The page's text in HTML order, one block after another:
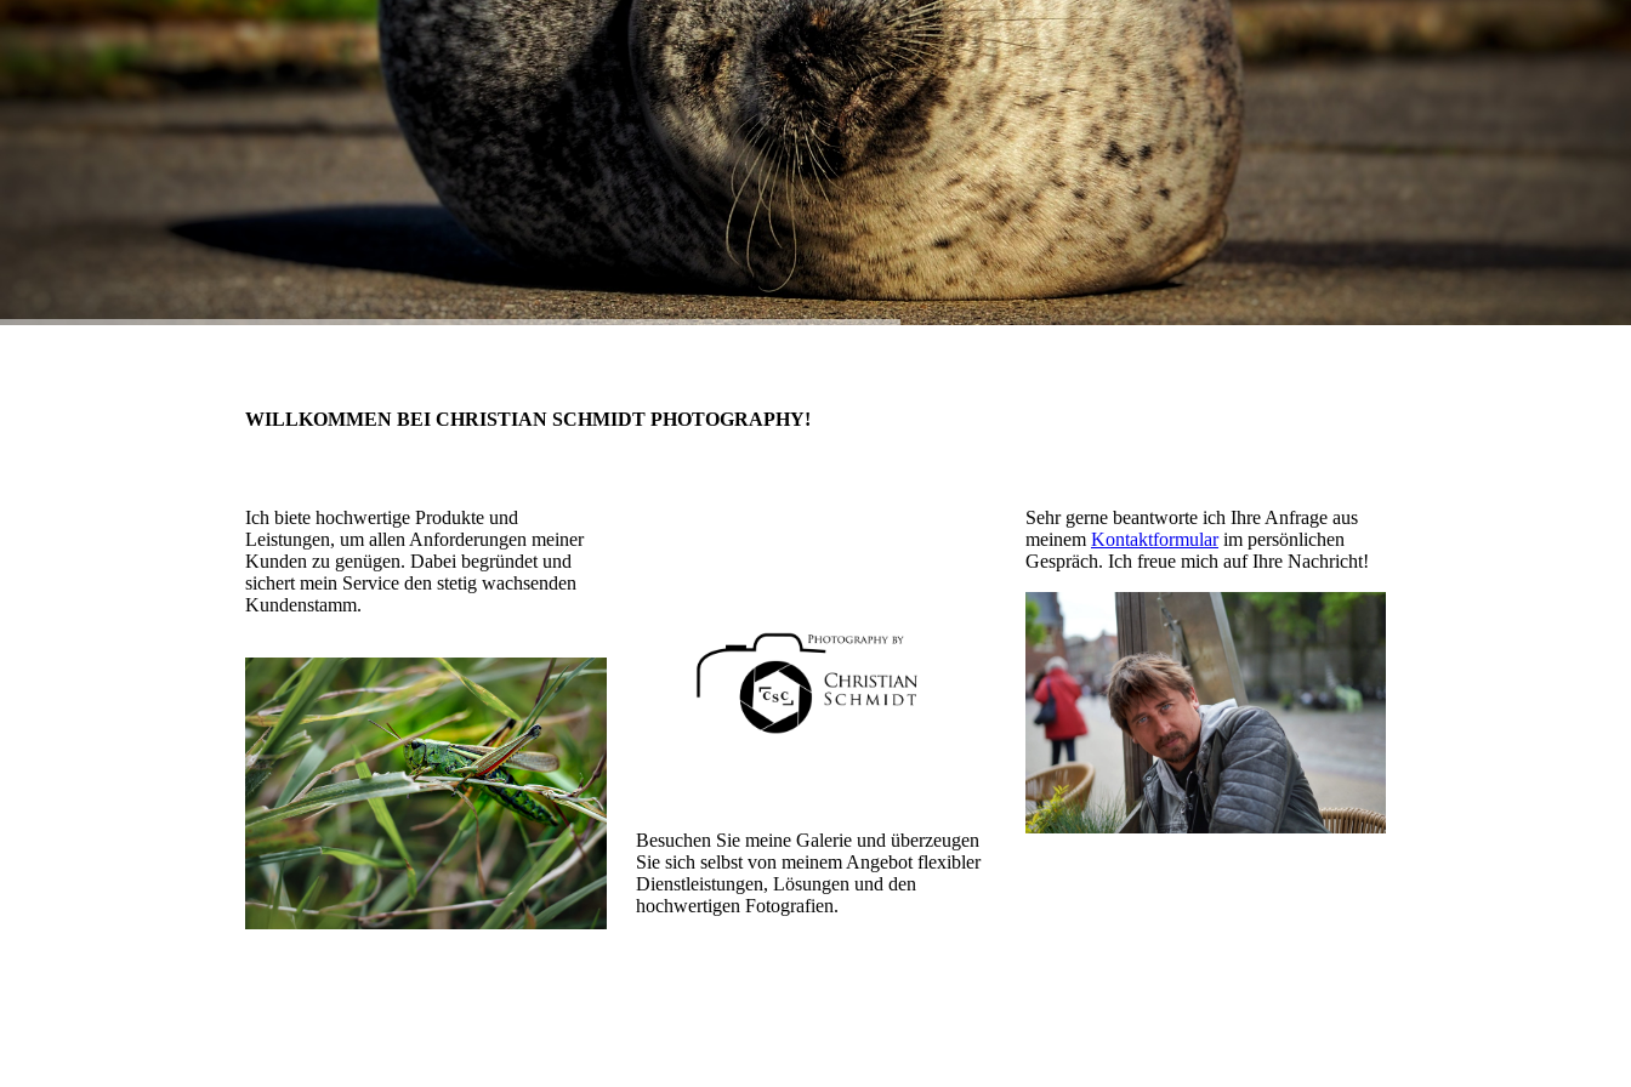
WILLKOMMEN BEI CHRISTIAN SCHMIDT PHOTOGRAPHY!
Ich biete hochwertige Produkte und
Leistungen, um allen Anforderungen meiner
Kunden zu genügen. Dabei begründet und
sichert mein Service den stetig wachsenden
Kundenstamm.
Besuchen Sie meine Galerie und überzeugen
Sie sich selbst von meinem Angebot flexibler
Dienstleistungen, Lösungen und den
hochwertigen Fotografien.
Sehr gerne beantworte ich Ihre Anfrage aus
meinem Kontaktformularim persönlichen
Gespräch. Ich freue mich auf Ihre Nachricht!